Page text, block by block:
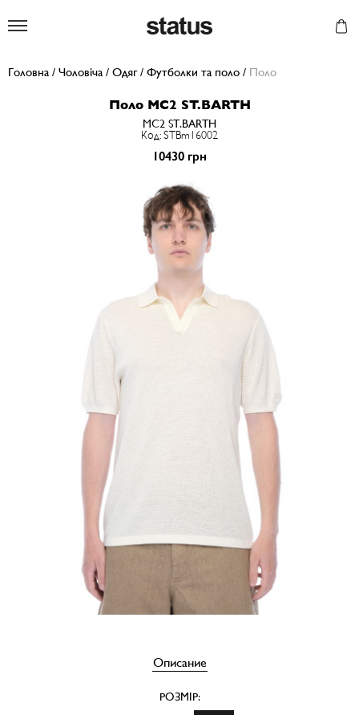
Головна / Чоловіча / Одяг/ Футболки та поло / Поло
Поло MC2 ST.BARTH
MC2 ST.BARTH
Код: STBm16002
10430 грн
Описание
РОЗМІР: